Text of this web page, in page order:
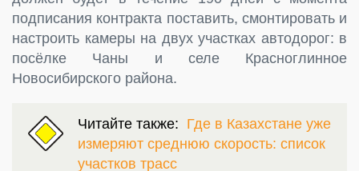
подписания контракта поставить, смонтировать и
настроить камеры на двух участках автодорог: в
посёлке Чаны и селе Красноглинное
Новосибирского района.
Читайте также: Где в Казахстане уже
измеряют среднюю скорость: список
участков трасс